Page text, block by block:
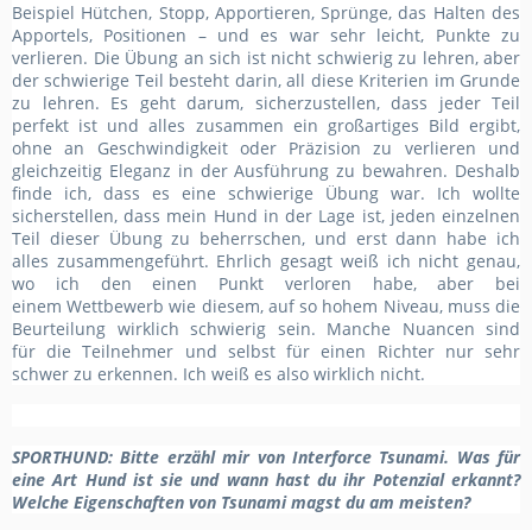
Beispiel Hütchen, Stopp, Apportieren, Sprünge, das Halten des
Apportels, Positionen – und es war sehr leicht, Punkte zu
verlieren. Die Übung an sich ist nicht schwierig zu lehren, aber
der schwierige Teil besteht darin, all diese Kriterien im Grunde
zu lehren. Es geht darum, sicherzustellen, dass jeder Teil
perfekt ist und alles zusammen ein großartiges Bild ergibt,
ohne an Geschwindigkeit oder Präzision zu verlieren und
gleichzeitig Eleganz in der Ausführung zu bewahren. Deshalb
finde ich, dass es eine schwierige Übung war. Ich wollte
sicherstellen, dass mein Hund in der Lage ist, jeden einzelnen
Teil dieser Übung zu beherrschen, und erst dann habe ich
alles zusammengeführt. Ehrlich gesagt weiß ich nicht genau,
wo ich den einen Punkt verloren habe, aber bei
einemWettbewerb wie diesem, aufso hohem Niveau, mussdie
Beurteilung wirklich schwierig sein. Manche Nuancen sind
fürdie Teilnehmer und selbst für einen Richter nursehr
schwer zu erkennen. Ich weiß es also wirklich nicht.
SPORTHUND: Bitte erzähl mir von Interforce Tsunami. Was für
eine Art Hund ist sie und wann hast du ihr Potenzial erkannt?
Welche Eigenschaften von Tsunami magst du am meisten?